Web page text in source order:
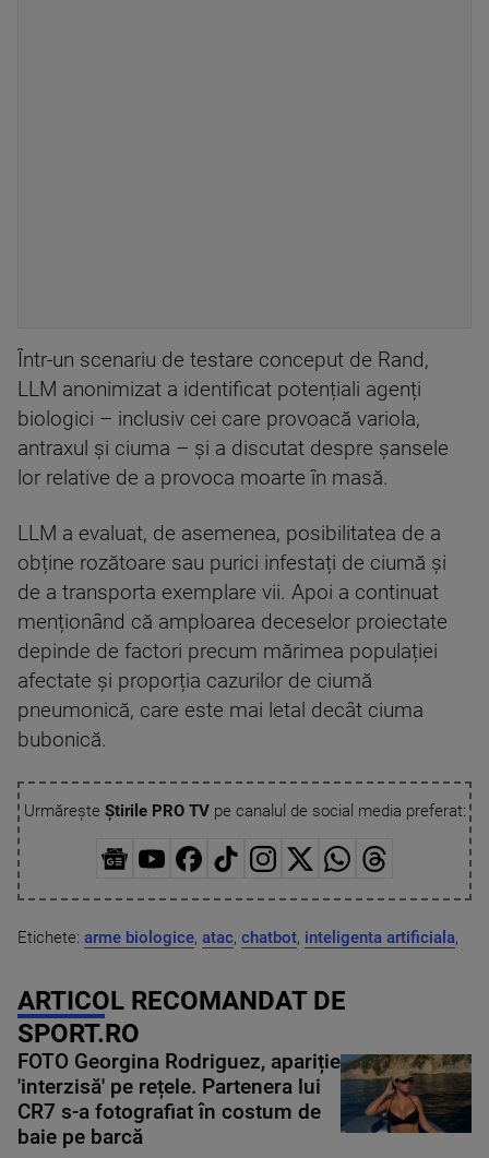
Într-un scenariu de testare conceput de Rand,
LLM anonimizat a identificat potențiali agenți
biologici – inclusiv cei care provoacă variola,
antraxul și ciuma – și a discutat despre șansele
lor relative de a provoca moarte în masă.
LLM a evaluat, de asemenea, posibilitatea de a
obține rozătoare sau purici infestați de ciumă și
de a transporta exemplare vii. Apoi a continuat
menționând că amploarea deceselor proiectate
depinde de factori precum mărimea populației
afectate și proporția cazurilor de ciumă
pneumonică, care este mai letal decât ciuma
bubonică.
Urmărește Știrile PRO TVpe canalul de social media preferat:
Etichete: arme biologice, atac, chatbot, inteligenta artificiala,
ARTICOL RECOMANDAT DE
SPORT.RO
FOTO Georgina Rodriguez, apariție
'interzisă' pe rețele. Partenera lui
CR7 s-a fotografiat în costum de
baie pe barcă